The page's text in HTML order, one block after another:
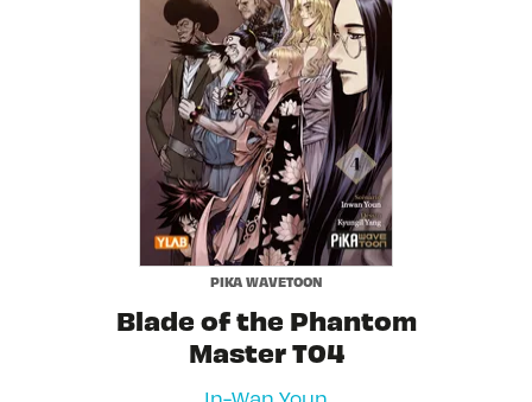
PIKA WAVETOON
Blade of the Phantom
Master T04
In-Wan Youn